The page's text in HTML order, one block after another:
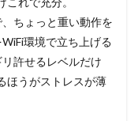
ちょっと重い動作を
環境で立ち上げる
許せるレベルだけ
ほうがストレスが薄